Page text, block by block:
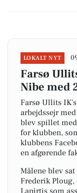
LOKALT NYT
Farsø
Nibe med
Farsø Ullits
arbejdssejr
blev spillet
for klubben,
klubbens
en afgørende
Målene blev
Frederik
Lapirtis som